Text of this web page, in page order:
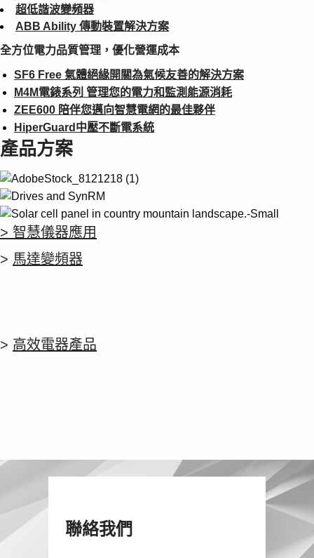
超低諧波變頻器
ABB Ability 傳動裝置解決方案
全方位電力品質管理，優化營運成本
SF6 Free 氣體絕緣開關為氣候友善的解決方案
M4M電錶系列 管理您的電力和監測能源消耗
ZEE600 陪伴您邁向智慧電網的最佳夥伴
HiperGuard中壓不斷電系統
產品方案
> 智慧儀器應用
> 馬達變頻器
> 高效電器產品
聯絡我們